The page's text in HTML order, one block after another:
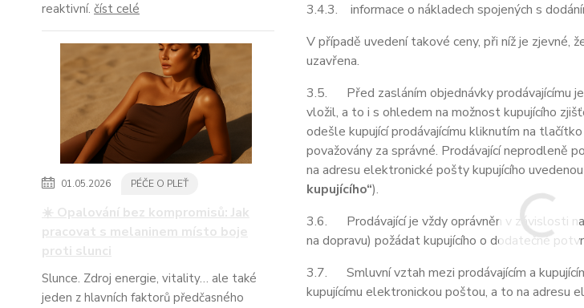
reaktivní. číst celé
01.05.2026 PÉČE O PLEŤ
☀️ Opalování bez kompromisů: Jak
pracovat s melaninem místo boje
proti slunci
Slunce. Zdroj energie, vitality… ale také
jeden z hlavních faktorů předčasného
3.4.3. informace o nákladech spojených s
V případě uvedení takové ceny, při níž je zjevné,
uzavřena.
3.5. Před zasláním objednávky prodávajícímu
vložil, a to i s ohledem na možnost kupujícího
odešle kupující prodávajícímu kliknutím na tlačítko
považovány za správné. Prodávající neprodleně
na adresu elektronické pošty kupujícího
kupujícího“).
3.6. Prodávající je vždy oprávněn v závislosti
na dopravu) požádat kupujícího o dodatečné
3.7. Smluvní vztah mezi prodávajícím a
kupujícímu elektronickou poštou, a to na adresu